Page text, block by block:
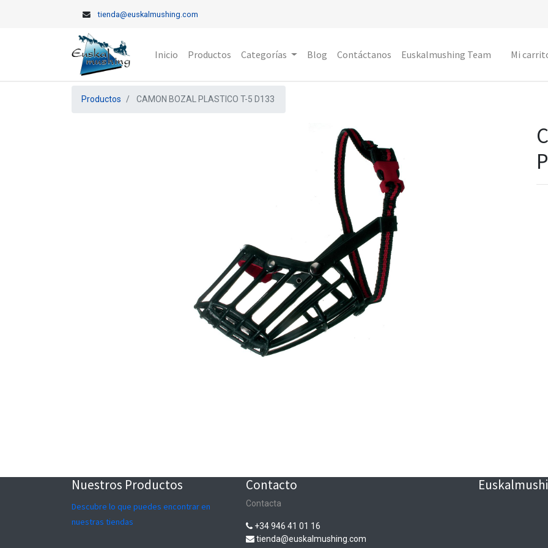
tienda@euskalmushing.com
Inicio Productos Categorías Blog Contáctanos Euskalmushing Team Mi
Productos CAMON BOZAL PLASTICO T-5 D133
Nuestros Productos
Descubre lo que puedes encontrar en
nuestras tiendas
Contacto
Contacta
+34 946 41 01 16
tienda@euskalmushing.com